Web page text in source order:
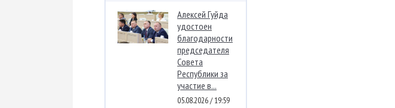
Алексей Гуйда
удостоен
благодарности
председателя
Совета
Республики за
участие в...
05.08.2026 / 19:59